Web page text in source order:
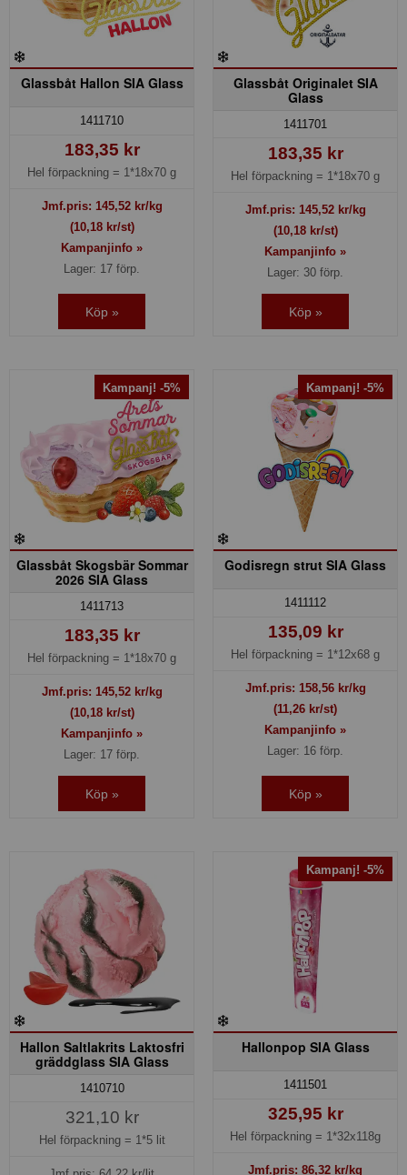
Glassbåt Hallon SIA Glass
1411710
183,35 kr
Hel förpackning = 1*18x70 g
Jmf.pris: 145,52kr/kg
(10,18 kr/st)
Kampanjinfo »
Lager: 17 förp.
Köp »
Glassbåt Originalet SIA
Glass
1411701
183,35 kr
Hel förpackning = 1*18x70 g
Jmf.pris: 145,52kr/kg
(10,18 kr/st)
Kampanjinfo »
Lager: 30 förp.
Köp »
Kampanj! -5%
Glassbåt Skogsbär Sommar
2026 SIA Glass
1411713
183,35 kr
Hel förpackning = 1*18x70 g
Jmf.pris: 145,52kr/kg
(10,18 kr/st)
Kampanjinfo »
Lager: 17 förp.
Köp »
Kampanj! -5%
Godisregn strut SIA Glass
1411112
135,09 kr
Hel förpackning = 1*12x68 g
Jmf.pris: 158,56kr/kg
(11,26 kr/st)
Kampanjinfo »
Lager: 16 förp.
Köp »
Hallon Saltlakrits Laktosfri
gräddglass SIA Glass
1410710
321,10 kr
Hel förpackning = 1*5 lit
Kampanj! -5%
Hallonpop SIA Glass
1411501
325,95 kr
Hel förpackning = 1*32x118g
Jmf.pris: 86,32 kr/kg